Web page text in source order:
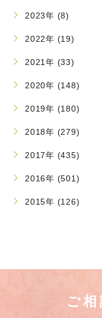
2023年 (8)
2022年 (19)
2021年 (33)
2020年 (148)
2019年 (180)
2018年 (279)
2017年 (435)
2016年 (501)
2015年 (126)
ご